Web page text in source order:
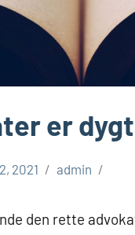
er
2021 admin
den rette